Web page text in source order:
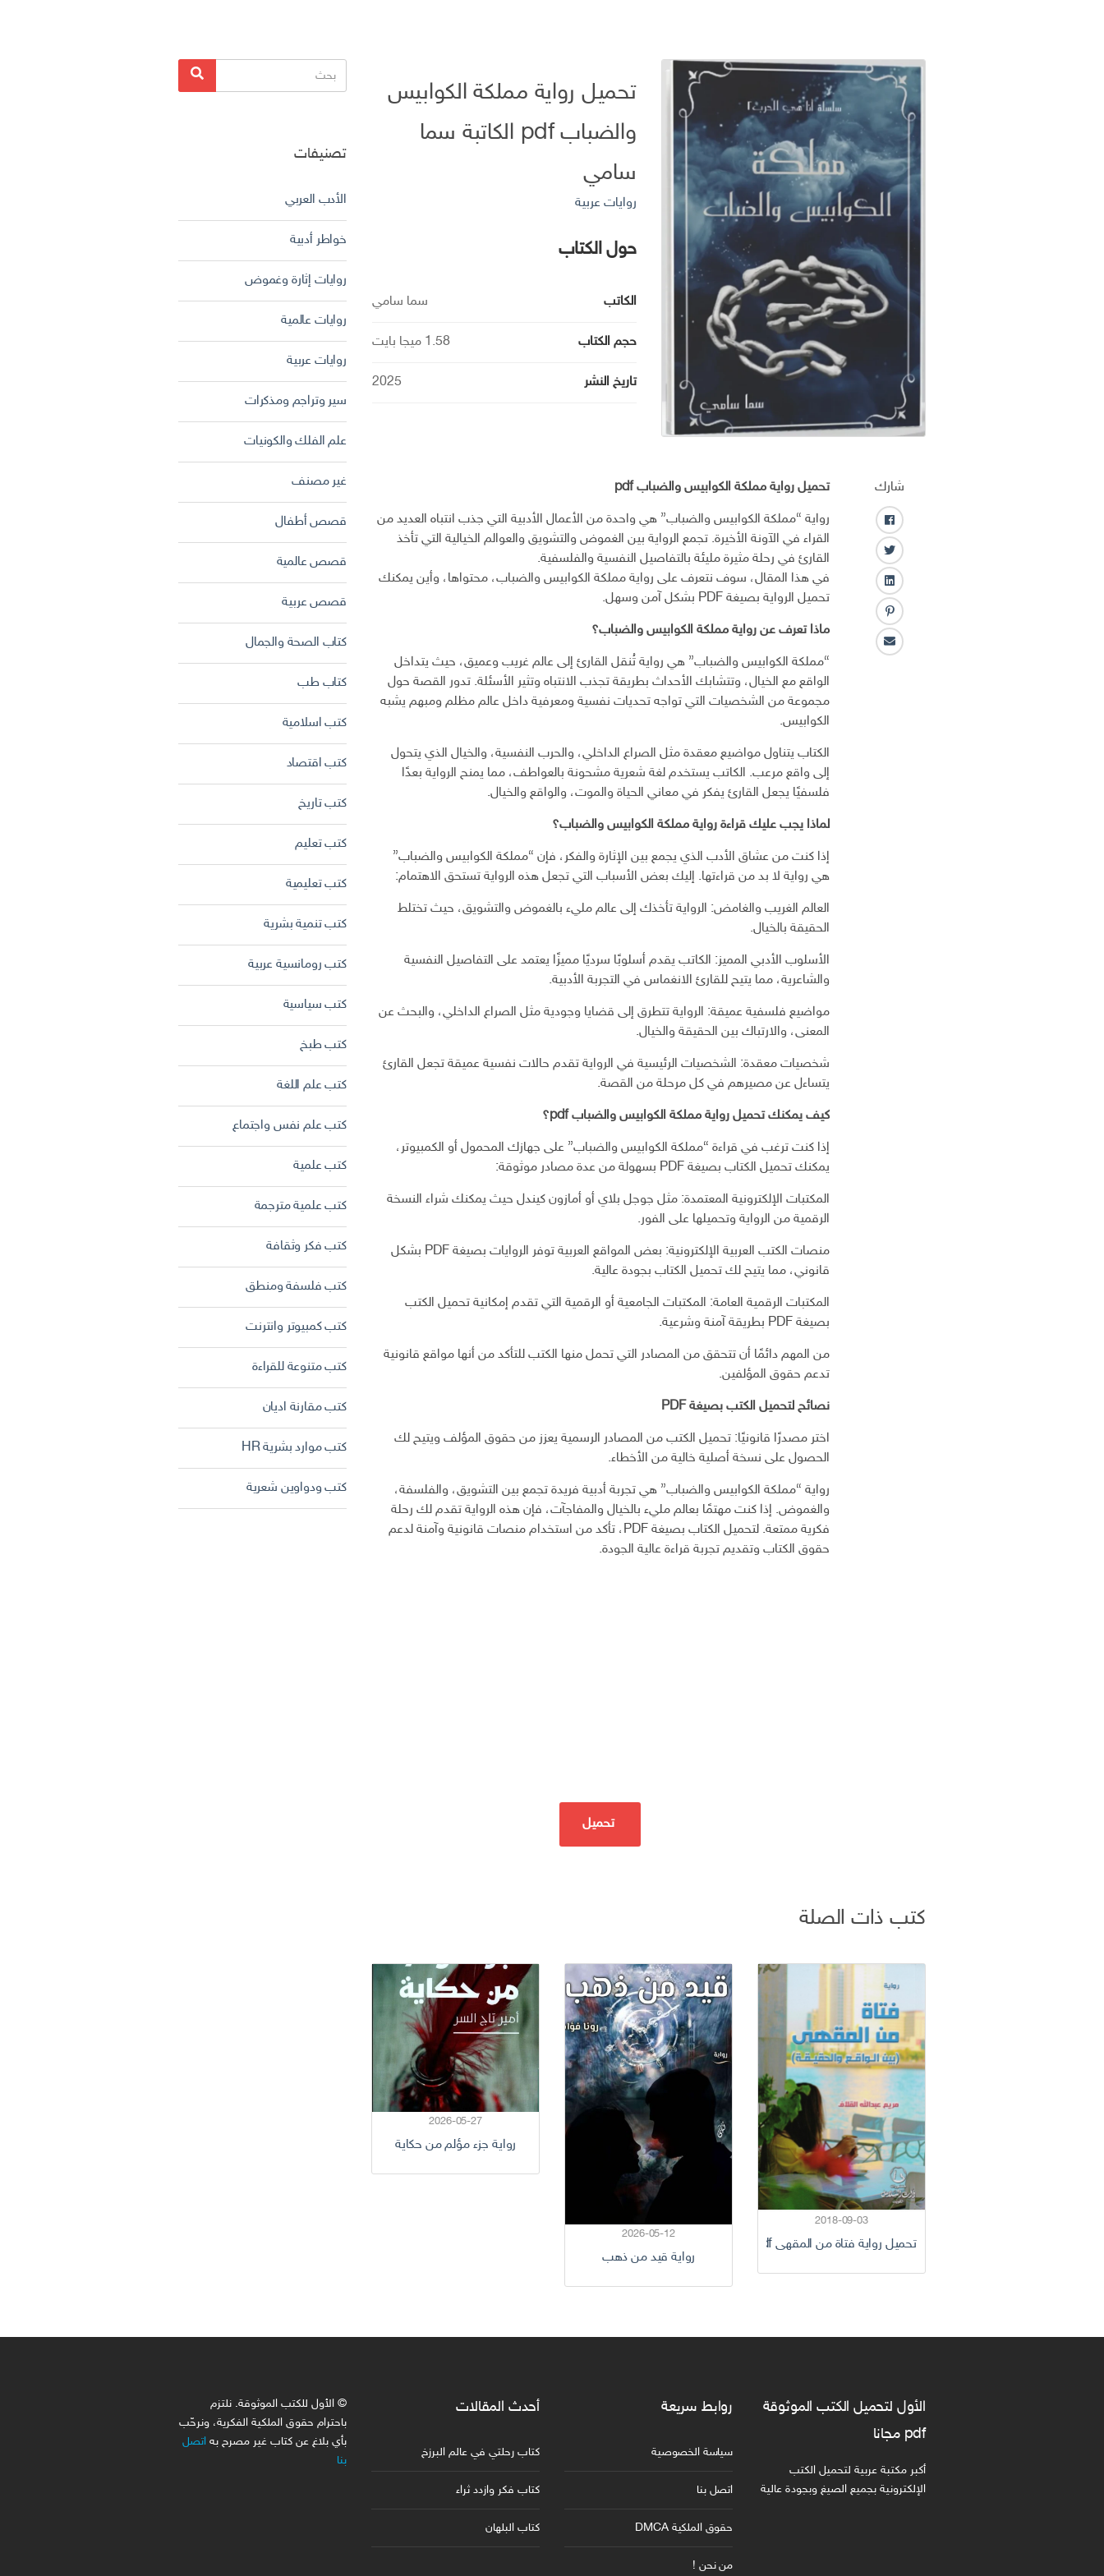
تحميل رواية مملكة الكوابيس
والضباب pdf الكاتبة سما
سامي
روايات عربية
حول الكتاب
الكاتب سما سامي
حجم الكتاب 1.58 ميجا بايت
تاريخ النشر 2025
شارك
ف
ا
ي
س
ب
و
ك
ت
و
ي
ت
ر
ل
ي
ن
ك
ـ
ب
ن
تا
تحميل رواية مملكة الكوابيس والضباب pdf
رواية “مملكة الكوابيس والضباب” هي واحدة من الأعمال الأدبية التي جذب انتباه العديد من
القراء في الآونة الأخيرة. تجمع الرواية بين الغموض والتشويق والعوالم الخيالية التي تأخذ
القارئ في رحلة مثيرة مليئة بالتفاصيل النفسية والفلسفية.
في هذا المقال، سوف نتعرف على رواية مملكة الكوابيس والضباب، محتواها، وأين يمكنك
تحميل الرواية بصيغة PDF بشكل آمن وسهل.
ماذا تعرف عن رواية مملكة الكوابيس والضباب؟
“مملكة الكوابيس والضباب” هي رواية تُنقل القارئ إلى عالم غريب وعميق، حيث يتداخل
الواقع مع الخيال، وتتشابك الأحداث بطريقة تجذب الانتباه وتثير الأسئلة. تدور القصة حول
مجموعة من الشخصيات التي تواجه تحديات نفسية ومعرفية داخل عالم مظلم ومبهم يشبه
الكوابيس.
الكتاب يتناول مواضيع معقدة مثل الصراع الداخلي، والحرب النفسية، والخيال الذي يتحول
إلى واقع مرعب. الكاتب يستخدم لغة شعرية مشحونة بالعواطف، مما يمنح الرواية بعدًا
فلسفيًا يجعل القارئ يفكر في معاني الحياة والموت، والواقع والخيال.
لماذا يجب عليك قراءة رواية مملكة الكوابيس والضباب؟
إذا كنت من عشاق الأدب الذي يجمع بين الإثارة والفكر، فإن “مملكة الكوابيس والضباب”
هي رواية لا بد من قراءتها. إليك بعض الأسباب التي تجعل هذه الرواية تستحق الاهتمام:
العالم الغريب والغامض: الرواية تأخذك إلى عالم مليء بالغموض والتشويق، حيث تختلط
الحقيقة بالخيال.
الأسلوب الأدبي المميز: الكاتب يقدم أسلوبًا سرديًا مميزًا يعتمد على التفاصيل النفسية
والشاعرية، مما يتيح للقارئ الانغماس في التجربة الأدبية.
مواضيع فلسفية عميقة: الرواية تتطرق إلى قضايا وجودية مثل الصراع الداخلي، والبحث عن
المعنى، والارتباك بين الحقيقة والخيال.
شخصيات معقدة: الشخصيات الرئيسية في الرواية تقدم حالات نفسية عميقة تجعل القارئ
يتساءل عن مصيرهم في كل مرحلة من القصة.
كيف يمكنك تحميل رواية مملكة الكوابيس والضباب pdf؟
إذا كنت ترغب في قراءة “مملكة الكوابيس والضباب” على جهازك المحمول أو الكمبيوتر،
يمكنك تحميل الكتاب بصيغة PDF بسهولة من عدة مصادر موثوقة:
المكتبات الإلكترونية المعتمدة: مثل جوجل بلاي أو أمازون كيندل حيث يمكنك شراء النسخة
الرقمية من الرواية وتحميلها على الفور.
منصات الكتب العربية الإلكترونية: بعض المواقع العربية توفر الروايات بصيغة PDF بشكل
قانوني، مما يتيح لك تحميل الكتاب بجودة عالية.
المكتبات الرقمية العامة: المكتبات الجامعية أو الرقمية التي تقدم إمكانية تحميل الكتب
بصيغة PDF بطريقة آمنة وشرعية.
من المهم دائمًا أن تتحقق من المصادر التي تحمل منها الكتب للتأكد من أنها مواقع قانونية
تدعم حقوق المؤلفين.
نصائح لتحميل الكتب بصيغة PDF
اختر مصدرًا قانونيًا: تحميل الكتب من المصادر الرسمية يعزز من حقوق المؤلف ويتيح لك
الحصول على نسخة أصلية خالية من الأخطاء.
رواية “مملكة الكوابيس والضباب” هي تجربة أدبية فريدة تجمع بين التشويق، والفلسفة،
والغموض. إذا كنت مهتمًا بعالم مليء بالخيال والمفاجآت، فإن هذه الرواية تقدم لك رحلة
فكرية ممتعة. لتحميل الكتاب بصيغة PDF، تأكد من استخدام منصات قانونية وآمنة لدعم
حقوق الكتاب وتقديم تجربة قراءة عالية الجودة.
تحميل
كتب ذات الصلة
2018-09-03
تحميل رواية فتاة من المقهى pdf كامل
2026-05-12
رواية قيد من ذهب
2026-05-27
رواية جزء مؤلم من حكاية
البحث
عن:
بحث
تصنيفات
الأدب العربي
خواطر أدبية
روايات إثارة وغموض
روايات عالمية
روايات عربية
سير وتراجم ومذكرات
علم الفلك والكونيات
غير مصنف
قصص أطفال
قصص عالمية
قصص عربية
كتاب الصحة والجمال
كتاب طب
كتب اسلامية
كتب اقتصاد
كتب تاريخ
كتب تعليم
كتب تعليمية
كتب تنمية بشرية
كتب رومانسية عربية
كتب سياسية
كتب طبخ
كتب علم اللغة
كتب علم نفس واجتماع
كتب علمية
كتب علمية مترجمة
كتب فكر وثقافة
كتب فلسفة ومنطق
كتب كمبيوتر وانترنت
كتب متنوعة للقراءة
كتب مقارنة اديان
كتب موارد بشرية HR
كتب ودواوين شعرية
الأول لتحميل الكتب الموثوقة
pdf مجانا
أكبر مكتبة عربية لتحميل الكتب
الإلكترونية بجميع الصيغ وبجودة عالية
روابط سريعة
سياسة الخصوصية
اتصل بنا
حقوق الملكية DMCA
من نحن !
أحدث المقالات
كتاب رحلتي في عالم البرزخ
كتاب فكر وازدد ثراء
كتاب البلهان
© الأول للكتب الموثوقة. نلتزم
باحترام حقوق الملكية الفكرية، ونرحّب
بأي بلاغ عن كتاب غير مصرح به اتصل
بنا